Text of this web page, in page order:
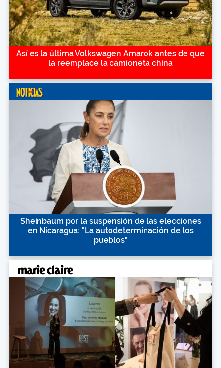
Así es la última Volkswagen Amarok antes de que
la reemplace la camioneta china
Sheinbaum por la suspensión de las elecciones
en Nicaragua: "La autodeterminación de los
pueblos"